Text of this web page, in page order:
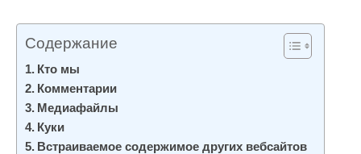
Содержание
Кто мы
Комментарии
Медиафайлы
Куки
Встраиваемое содержимое других вебсайтов